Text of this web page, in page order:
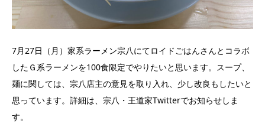
7月27日（月）家系ラーメン宗八にてロイドごはんさんとコラボ
したＧ系ラーメンを100食限定でやりたいと思います。スープ、
麺に関しては、宗八店主の意見を取り入れ、少し改良もしたいと
思っています。詳細は、宗八・王道家Twitterでお知らせしま
す。